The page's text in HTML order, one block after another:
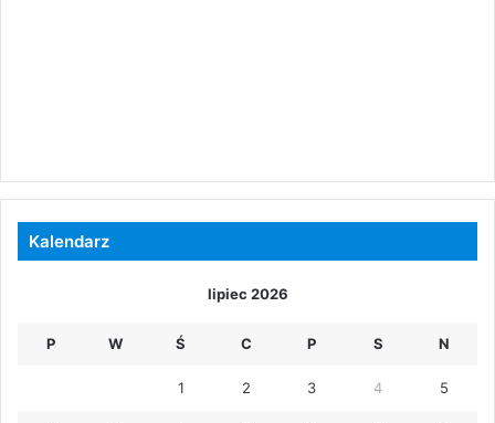
Kalendarz
lipiec 2026
P W Ś C P S N
1 2 3 4 5